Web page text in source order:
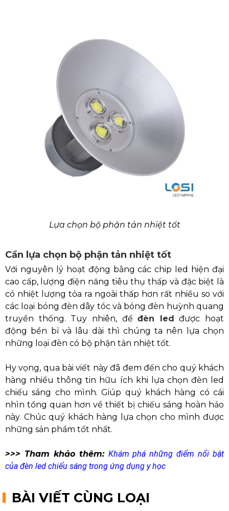
Lựa chọn bộ phận tản nhiệt tốt
Cần lựa chọn bộ phận tản nhiệt tốt
Với nguyên lý hoạt động bằng các chip led hiện đại
cao cấp, lượng điện năng tiêu thụ thấp và đặc biệt là
có nhiệt lượng tỏa ra ngoài thấp hơn rất nhiều so với
các loại bóng đèn dây tóc và bóng đèn huỳnh quang
truyền thống. Tuy nhiên, đểđèn led được hoạt
động bền bỉ và lâu dài thì chúng ta nên lựa chọn
những loại đèn có bộ phận tản nhiệt tốt.
Hy vọng, qua bài viết này đã đem đến cho quý khách
hàng nhiều thông tin hữu ích khi lựa chọn đèn led
chiếu sáng cho mình. Giúp quý khách hàng có cái
nhìn tổng quan hơn về thiết bị chiếu sáng hoàn hảo
này. Chúc quý khách hàng lựa chọn cho mình được
những sản phẩm tốt nhất.
>>> Tham khảo thêm: Khám phá những điểm nổi bật
của đèn led chiếu sáng trong ứng dụng y học
BÀI VIẾT CÙNG LOẠI